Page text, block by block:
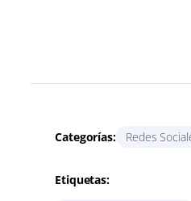
Categorías: Redes
Etiquetas: